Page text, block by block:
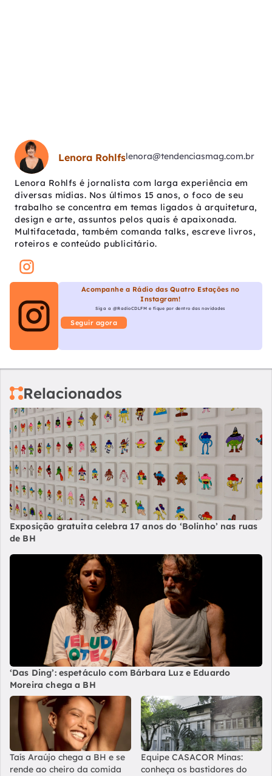
Lenora Rohlfslenora@tendenciasmag.com.br
Lenora Rohlfs é jornalista com larga experiência em
diversas mídias. Nos últimos 15 anos, o foco de seu
trabalho se concentra em temas ligados à arquitetura,
design e arte, assuntos pelos quais é apaixonada.
Multifacetada, também comanda talks, escreve livros,
roteiros e conteúdo publicitário.
Acompanhe a Rádio das Quatro Estações no
Instagram!
Siga a @RadioCDLFM e fique por dentro das novidades
Seguir agora
Relacionados
Exposição gratuita celebra 17 anos do ‘Bolinho’ nas ruas
de BH
‘Das Ding’: espetáculo com Bárbara Luz e Eduardo
Moreira chega a BH
Taís Araújo chega a BH e se
rende ao cheiro da comida
Equipe CASACOR Minas:
conheça os bastidores do